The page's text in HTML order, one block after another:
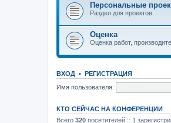
Персональные
Раздел для проектов
Оценка
Оценка работ,
ВХОД • РЕГИСТРАЦИЯ
Имя пользователя:
КТО СЕЙЧАС НА КОНФЕРЕНЦИИ
Всего 320 посетителей :: 1